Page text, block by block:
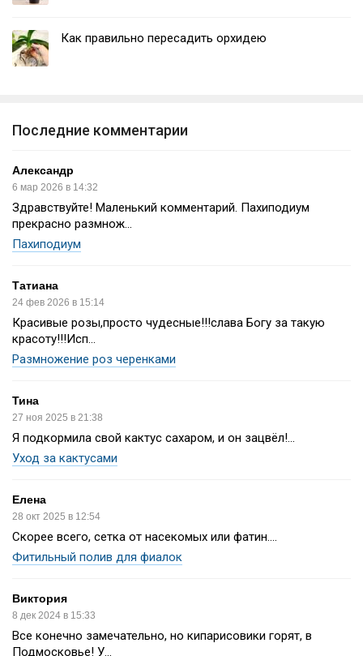
Как правильно пересадить орхидею
Последние комментарии
Александр
6 мар 2026 в 14:32
Здравствуйте! Маленький комментарий. Пахиподиум
прекрасно размнож...
Пахиподиум
Татиана
24 фев 2026 в 15:14
Красивые розы,просто чудесные!!!слава Богу за такую
красоту!!!Исп...
Размножение роз черенками
Тина
27 ноя 2025 в 21:38
Я подкормила свой кактус сахаром, и он зацвёл!...
Уход за кактусами
Елена
28 окт 2025 в 12:54
Скорее всего, сетка от насекомых или фатин....
Фитильный полив для фиалок
Виктория
8 дек 2024 в 15:33
Все конечно замечательно, но кипарисовики горят, в
Подмосковье! У...